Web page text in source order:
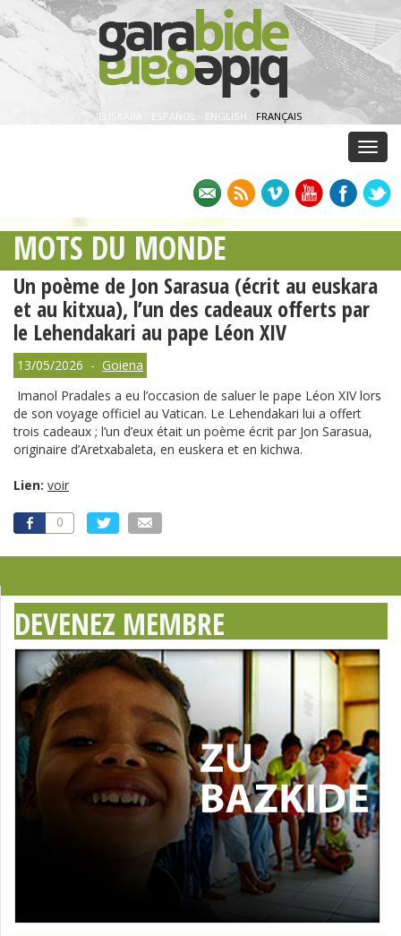
EUSKARA ESPAÑOL · ENGLISH · FRANÇAIS
MOTS DU MONDE
Un poème de Jon Sarasua (écrit au euskara
et au kitxua), l’un des cadeaux offerts par
le Lehendakari au pape Léon XIV
13/05/2026 - Goiena
Imanol Pradales a eu l’occasion de saluer le pape Léon XIV lors
de son voyage officiel au Vatican. Le Lehendakari lui a offert
trois cadeaux ; l’un d’eux était un poème écrit par Jon Sarasua,
originaire d’Aretxabaleta, en euskera et en kichwa.
Lien: voir
0
DEVENEZ MEMBRE